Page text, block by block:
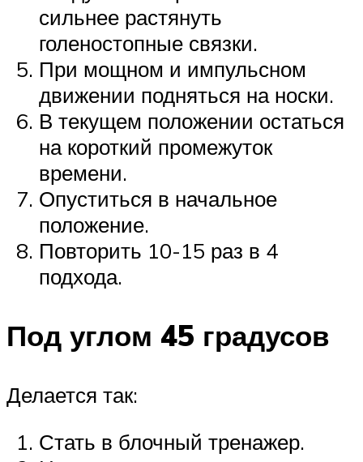
сильнее растянуть
голеностопные связки.
При мощном и импульсном
движении подняться на носки.
В текущем положении остаться
на короткий промежуток
времени.
Опуститься в начальное
положение.
Повторить 10-15 раз в 4
подхода.
Под углом 45 градусов
Делается так:
Стать в блочный тренажер.